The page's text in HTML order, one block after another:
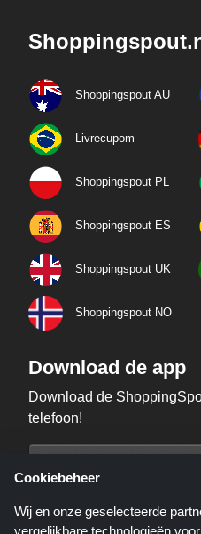
Shoppingspout AU
Livrecupom
Shoppingspout PL
Shoppingspout ES
Shoppingspout UK
Shoppingspout NO
Download de app
Download de
telefoon!
Cookiebeheer
Wij en onze geselecteerde
vergelijkbare technologieën